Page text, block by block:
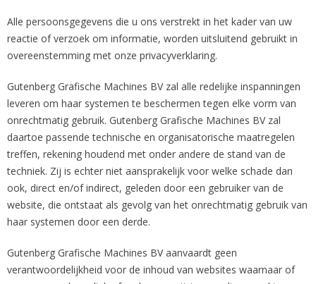
Alle persoonsgegevens die u ons verstrekt in het kader van uw
reactie of verzoek om informatie, worden uitsluitend gebruikt in
overeenstemming met onze privacyverklaring.
Gutenberg Grafische Machines BV zal alle redelijke inspanningen
leveren om haar systemen te beschermen tegen elke vorm van
onrechtmatig gebruik. Gutenberg Grafische Machines BV zal
daartoe passende technische en organisatorische maatregelen
treffen, rekening houdend met onder andere de stand van de
techniek. Zij is echter niet aansprakelijk voor welke schade dan
ook, direct en/of indirect, geleden door een gebruiker van de
website, die ontstaat als gevolg van het onrechtmatig gebruik van
haar systemen door een derde.
Gutenberg Grafische Machines BV aanvaardt geen
verantwoordelijkheid voor de inhoud van websites waarnaar of